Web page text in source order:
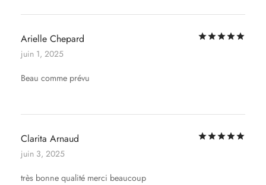
Arielle Chepard
juin 1, 2025
Beau comme prévu
Clarita Arnaud
juin 3, 2025
très bonne qualité merci beaucoup